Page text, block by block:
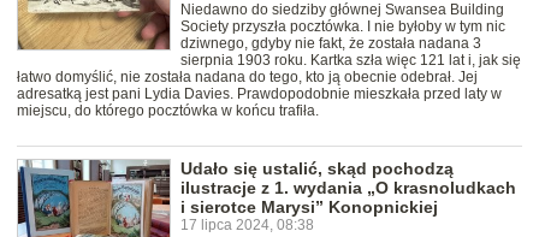
Niedawno do siedziby głównej Swansea Building
Society przyszła pocztówka. I nie byłoby w tym nic
dziwnego, gdyby nie fakt, że została nadana 3
sierpnia 1903 roku. Kartka szła więc 121 lat i, jak się
łatwo domyślić, nie została nadana do tego, kto ją obecnie odebrał. Jej
adresatką jest pani Lydia Davies. Prawdopodobnie mieszkała przed laty w
miejscu, do którego pocztówka w końcu trafiła.
Udało się ustalić, skąd pochodzą
ilustracje z 1. wydania „O krasnoludkach
i sierotce Marysi” Konopnickiej
17 lipca 2024, 08:38